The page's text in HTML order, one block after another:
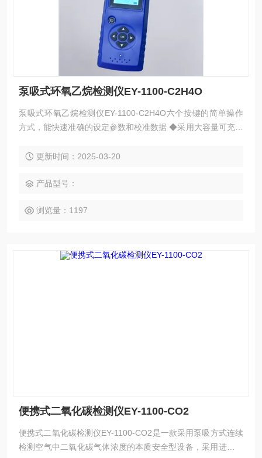
泵吸式环氧乙烷检测仪EY-1100-C2H4O
泵吸式环氧乙烷检测仪EY-1100-C2H4O六个按键的简单操作
方式，能快速准确的设定参数和校准数据 ◆采用大容量可充电
户可自行设置高低报警点 ◆内置吸气泵，便于无法进入检测的
复出厂设置等功能为用户解决了因操作不当带来的麻烦 ◆外壳
更新时间：2025-03-20
产品型号：
浏览量：1197
便携式二氧化碳检测仪EY-1100-CO2
便携式二氧化碳检测仪EY-1100-CO2是一款采用泵吸方式连续
检测空气中二氧化碳气体浓度的本质安全型设备，采用进口非